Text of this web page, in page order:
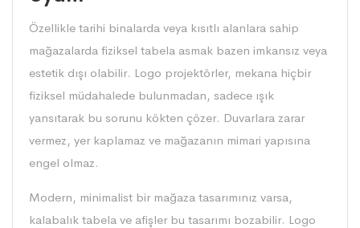
Özellikle tarihi binalarda veya kısıtlı alanlara sahip
mağazalarda fiziksel tabela asmak bazen imkansız veya
estetik dışı olabilir. Logo projektörler, mekana hiçbir
fiziksel müdahalede bulunmadan, sadece ışık
yansıtarak bu sorunu kökten çözer. Duvarlara zarar
vermez, yer kaplamaz ve mağazanın mimari yapısına
engel olmaz.
Modern, minimalist bir mağaza tasarımınız varsa,
kalabalık tabela ve afişler bu tasarımı bozabilir. Logo